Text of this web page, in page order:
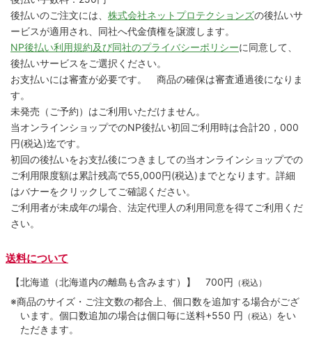
後払いのご注文には、 株式会社ネットプロテクションズの後払いサ
ービスが適用され、同社へ代金債権を譲渡します。
NP後払い利用規約及び同社のプライバシーポリシーに同意して、
後払いサービスをご選択ください。
お支払いには審査が必要です。 商品の確保は審査通過後になりま
す。
未発売（ご予約）はご利用いただけません。
当オンラインショップでのNP後払い初回ご利用時は合計20，000
円(税込)迄です。
初回の後払いをお支払後につきましての当オンラインショップでの
ご利用限度額は累計残高で55,000円(税込)までとなります。詳細
はバナーをクリックしてご確認ください。
ご利用者が未成年の場合、法定代理人の利用同意を得てご利用くだ
さい。
送料について
【北海道（北海道内の離島も含みます）】 700円 （税込）
※商品のサイズ・ご注文数の都合上、個口数を追加する場合がござ
います。個口数追加の場合は個口毎に送料+550 円 （税込） をい
ただきます。